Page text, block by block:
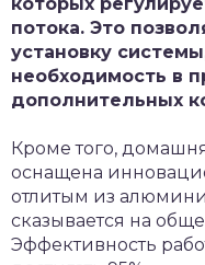
потока. Это
установку
необходимость в
дополнительных
Кроме того,
оснащена
отлитым из
сказывается на
Эффективность